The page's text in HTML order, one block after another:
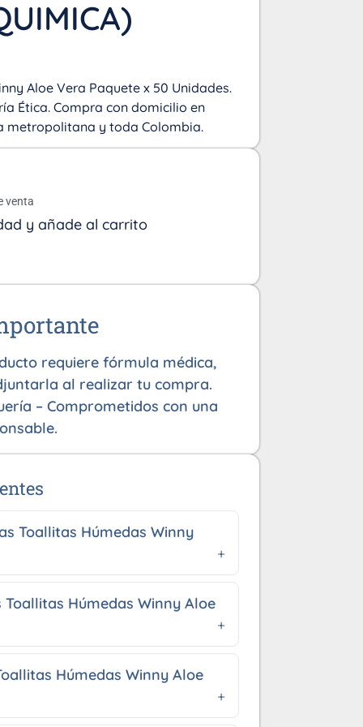
Aloe Vera Paquete x 50 Unidades.
Ética. Compra con domicilio en
metropolitana y toda Colombia.
venta
y añade al carrito
requiere fórmula médica,
al realizar tu compra.
– Comprometidos con una
Toallitas Húmedas Winny
Toallitas Húmedas Winny Aloe
Húmedas Winny Aloe